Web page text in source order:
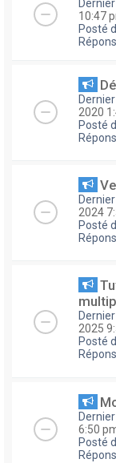
10:47
Posté
2020
Posté
2024
Posté
2025
Posté
6:50
Posté